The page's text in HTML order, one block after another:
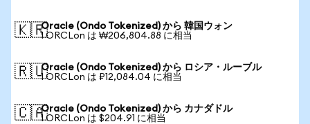
🇰🇷Oracle (Ondo Tokenized) から 韓国ウォン
1 ORCLon は ₩206,804.88 に相当
🇷🇺Oracle (Ondo Tokenized) から ロシア・ルーブル
1 ORCLon は ₽12,084.04 に相当
🇨🇦Oracle (Ondo Tokenized) から カナダドル
1 ORCLon は $204.91 に相当